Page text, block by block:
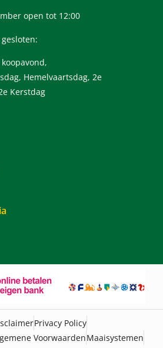
open tot 12:00
Hemelvaartsdag, 2e
Kerstdag
Privacy Policy
VoorwaardenMaaisystemen